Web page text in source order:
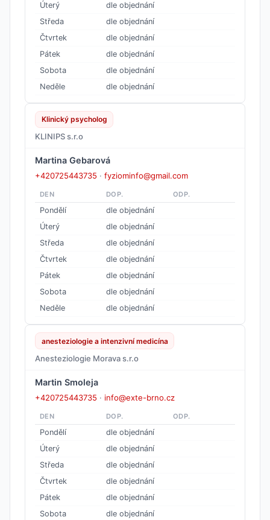
Úterý
dle objednání
Středa
dle objednání
Čtvrtek
dle objednání
Pátek
dle objednání
Sobota
dle objednání
Neděle
dle objednání
Klinický psycholog
KLINIPS s.r.o
Martina Gebarová
+420725443735 · fyziominfo@gmail.com
DEN DOP. ODP.
Pondělí
dle objednání
Úterý
dle objednání
Středa
dle objednání
Čtvrtek
dle objednání
Pátek
dle objednání
Sobota
dle objednání
Neděle
dle objednání
anesteziologie a intenzivní medicína
Anesteziologie Morava s.r.o
Martin Smoleja
+420725443735 · info@exte-brno.cz
DEN DOP. ODP.
Pondělí
dle objednání
Úterý
dle objednání
Středa
dle objednání
Čtvrtek
dle objednání
Pátek
dle objednání
Sobota
dle objednání